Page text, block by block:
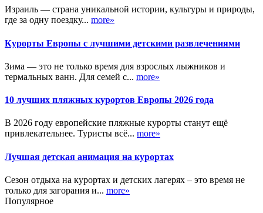
Израиль — страна уникальной истории, культуры и природы,
где за одну поездку... more»
Курорты Европы с лучшими детскими развлечениями
Зима — это не только время для взрослых лыжников и
термальных ванн. Для семей с... more»
10 лучших пляжных курортов Европы 2026 года
В 2026 году европейские пляжные курорты станут ещё
привлекательнее. Туристы всё... more»
Лучшая детская анимация на курортах
Сезон отдыха на курортах и детских лагерях – это время не
только для загорания и... more»
Популярное